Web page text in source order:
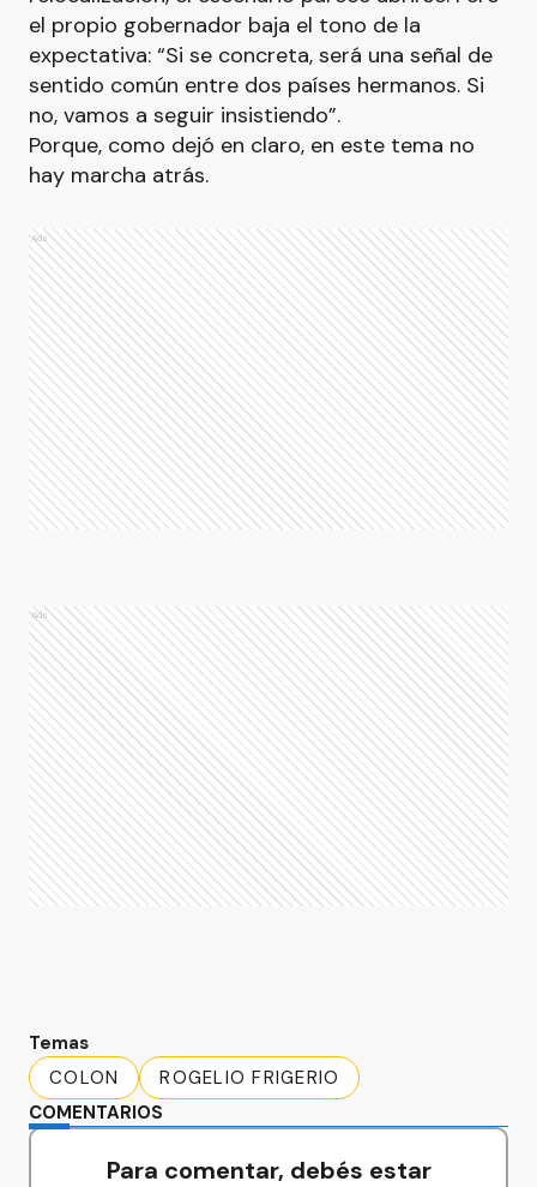
el propio gobernador baja el tono de la
expectativa: “Si se concreta, será una señal de
sentido común entre dos países hermanos. Si
no, vamos a seguir insistiendo”.
Porque, como dejó en claro, en este tema no
hay marcha atrás.
Ads
Ads
Temas
COLON
ROGELIO FRIGERIO
COMENTARIOS
Para comentar, debés estar